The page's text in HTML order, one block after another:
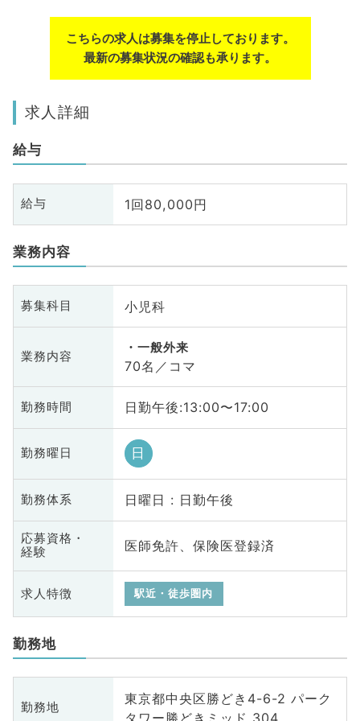
こちらの求人は募集を停止しております。
最新の募集状況の確認も承ります。
求人詳細
給与
給与 1回80,000円
業務内容
募集科目 小児科
業務内容
一般外来
70名／コマ
勤務時間 日勤午後:13:00〜17:00
勤務曜日 日
勤務体系 日曜日 : 日勤午後
応募資格・
経験
医師免許、保険医登録済
求人特徴 駅近・徒歩圏内
勤務地
勤務地
東京都中央区勝どき4-6-2 パーク
タワー勝どきミッド 304